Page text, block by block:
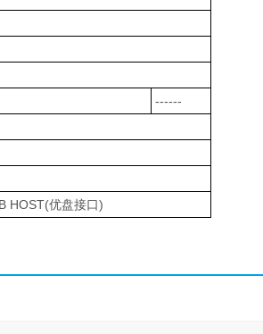
------
HOST(优盘接口)